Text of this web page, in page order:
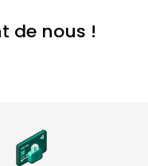
de nous !